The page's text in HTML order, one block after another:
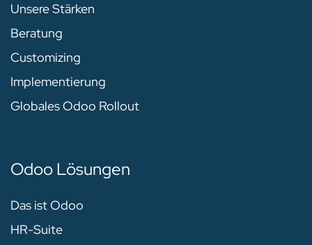
Unsere Stärken
Beratung
Customizing
Implementierung
Globales Odoo Rollout
Odoo Lösungen
Das ist Odoo
HR-Suite